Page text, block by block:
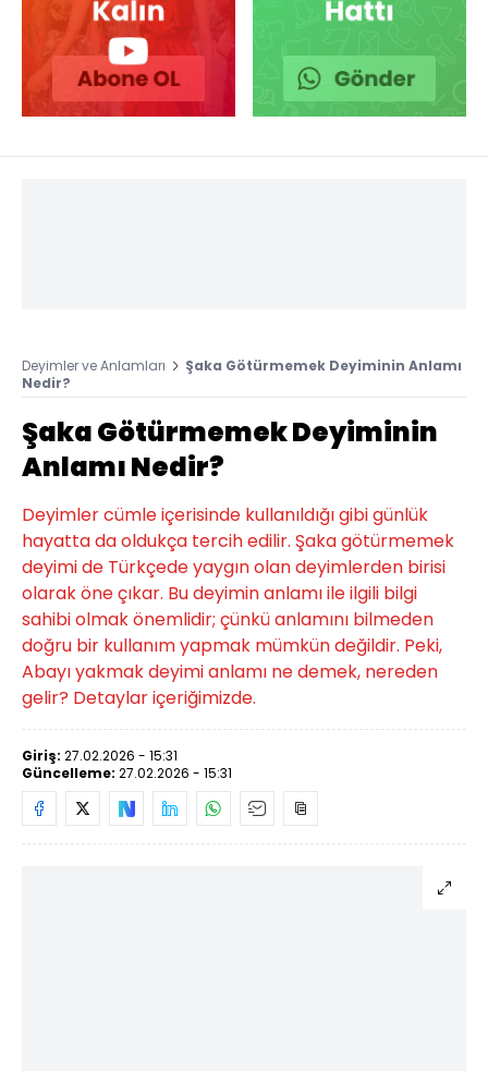
Deyimler ve Anlamları
Şaka Götürmemek Deyiminin Anlamı
Nedir?
Şaka Götürmemek Deyiminin
Anlamı Nedir?
Deyimler cümle içerisinde kullanıldığı gibi günlük
hayatta da oldukça tercih edilir. Şaka götürmemek
deyimi de Türkçede yaygın olan deyimlerden birisi
olarak öne çıkar. Bu deyimin anlamı ile ilgili bilgi
sahibi olmak önemlidir; çünkü anlamını bilmeden
doğru bir kullanım yapmak mümkün değildir. Peki,
Abayı yakmak deyimi anlamı ne demek, nereden
gelir? Detaylar içeriğimizde.
Giriş: 27.02.2026 - 15:31
Güncelleme: 27.02.2026 - 15:31